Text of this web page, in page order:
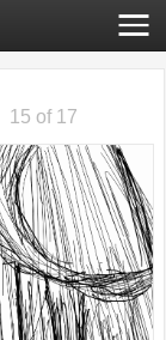
15 of 17